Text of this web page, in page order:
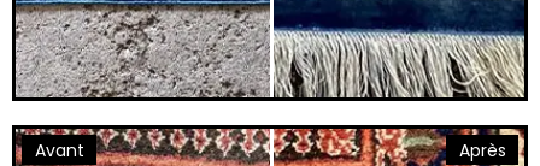
Avant Après